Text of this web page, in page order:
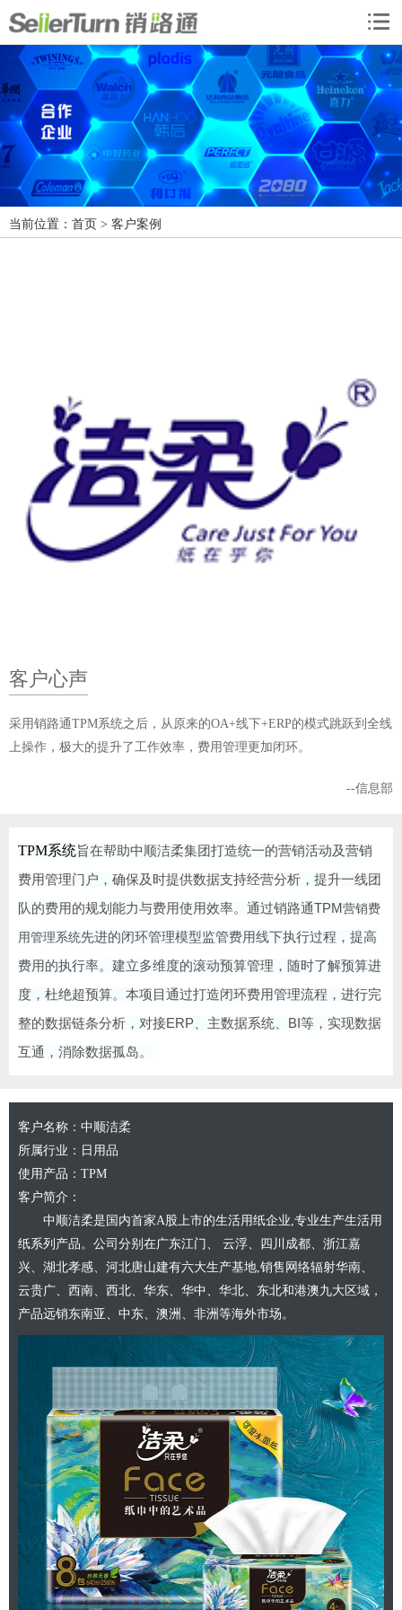
当前位置： 首页 > 客户案例
客户心声
采用销路通TPM系统之后，从原来的OA+线下+ERP的模式跳跃到全线
上操作，极大的提升了工作效率，费用管理更加闭环。
--信息部
TPM系统旨在帮助中顺洁柔集团打造统一的营销活动及营销
费用管理门户，确保及时提供数据支持经营分析，提升一线团
队的费用的规划能力与费用使用效率。通过销路通TPM营销费
用管理系统先进的闭环管理模型监管费用线下执行过程，提高
费用的执行率。建立多维度的滚动预算管理，随时了解预算进
度，杜绝超预算。本项目通过打造闭环费用管理流程，进行完
整的数据链条分析，对接ERP 、主数据系统、 BI 等，实现数据
互通，消除数据孤岛。
客户名称： 中顺洁柔
所属行业： 日用品
使用产品： TPM
客户简介：
中顺洁柔是国内首家A股上市的生活用纸企业,专业生产生活用
纸系列产品。公司分别在广东江门、 云浮、四川成都、浙江嘉
兴、湖北孝感、河北唐山建有六大生产基地,销售网络辐射华南、
云贵广、西南、西北、华东、华中、华北、东北和港澳九大区域，
产品远销东南亚、中东、澳洲、非洲等海外市场。